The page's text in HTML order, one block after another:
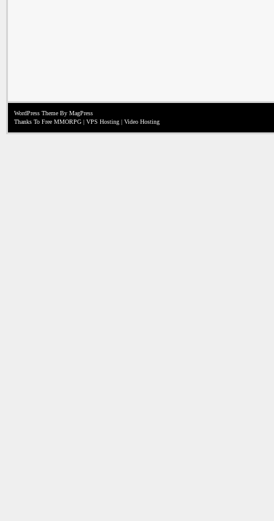
WordPress Theme By MagPress
Thanks To Free MMORPG | VPS Hosting | Video Hosting